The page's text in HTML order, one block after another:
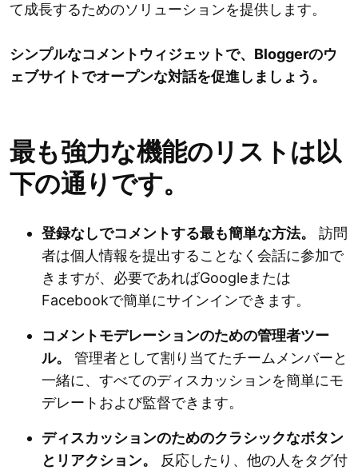
て成長するためのソリューションを提供します。
シンプルなコメントウィジェットで、Bloggerのウ
ェブサイトでオープンな対話を促進しましょう。
最も強力な機能のリストは以
下の通りです。
登録なしでコメントする最も簡単な方法。
訪問
者は個人情報を提出することなく会話に参加で
きますが、必要であればGoogleまたは
Facebookで簡単にサインインできます。
コメントモデレーションのための管理者ツー
ル。
管理者として割り当てたチームメンバーと
一緒に、すべてのディスカッションを簡単にモ
デレートおよび監督できます。
ディスカッションのためのクラシックなボタン
とリアクション。
反応したり、他の人をタグ付